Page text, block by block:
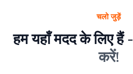
चलो जुड़ें
हम यहाँ मदद के लिए हैं -
करें!